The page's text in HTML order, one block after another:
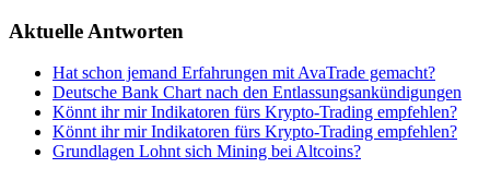
Aktuelle Antworten
Hat schon jemand Erfahrungen mit AvaTrade gemacht?
Deutsche Bank Chart nach den Entlassungsankündigungen
Könnt ihr mir Indikatoren fürs Krypto-Trading empfehlen?
Könnt ihr mir Indikatoren fürs Krypto-Trading empfehlen?
Grundlagen Lohnt sich Mining bei Altcoins?